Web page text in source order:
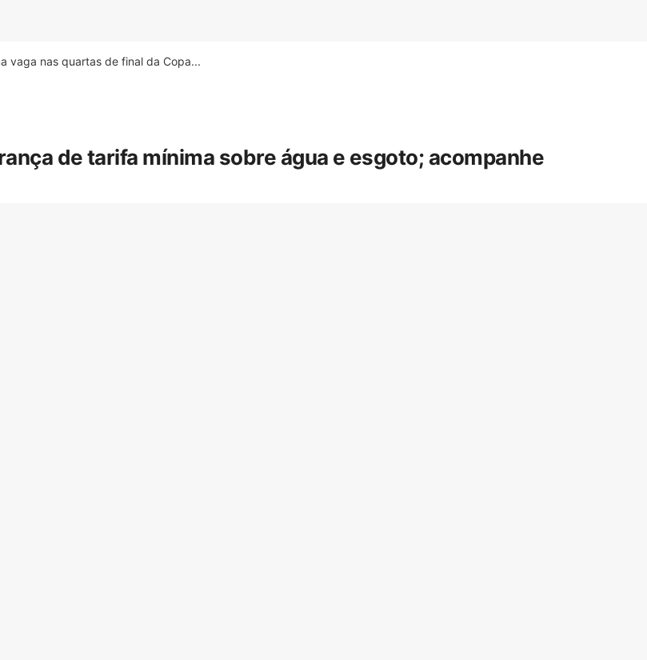
vaga nas quartas de final da Copa...
de tarifa mínima sobre água e esgoto; acompanhe